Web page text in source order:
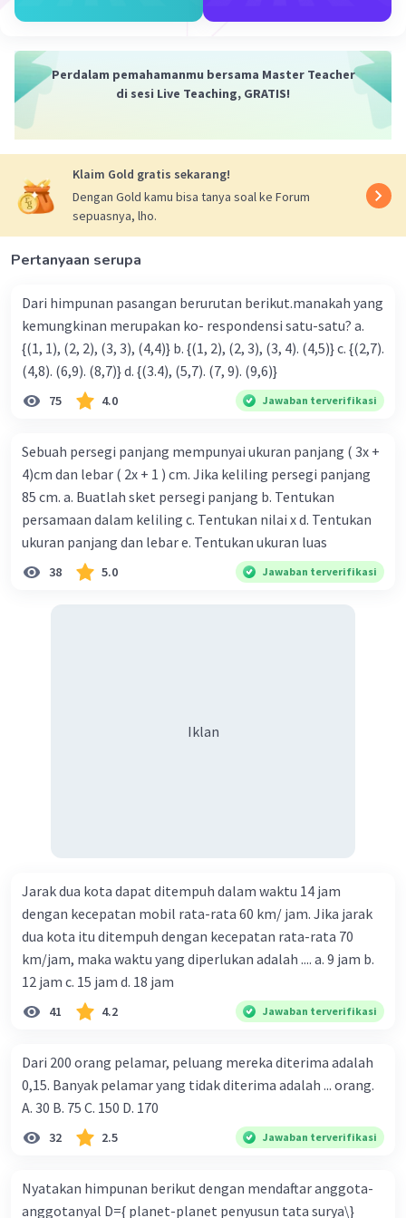
Beri Rating·0.0(0) Balas
Iklan
Perdalam pemahamanmu bersama Master Teacher
di sesi Live Teaching, GRATIS!
Klaim Gold gratis sekarang!
Dengan Gold kamu bisa tanya soal ke Forum
sepuasnya, lho.
Pertanyaan serupa
Dari himpunan pasangan berurutan berikut.manakah yang
kemungkinan merupakan ko- respondensi satu-satu? a.
{(1, 1), (2, 2), (3, 3), (4,4)} b. {(1, 2), (2, 3), (3, 4). (4,5)} c. {(2,7).
(4,8). (6,9). (8,7)} d. {(3.4), (5,7). (7, 9). (9,6)}
75 4.0 Jawaban terverifikasi
Sebuah persegi panjang mempunyai ukuran panjang ( 3x +
4)cm dan lebar ( 2x + 1 ) cm. Jika keliling persegi panjang
85 cm. a. Buatlah sket persegi panjang b. Tentukan
persamaan dalam keliling c. Tentukan nilai x d. Tentukan
ukuran panjang dan lebar e. Tentukan ukuran luas
38 5.0 Jawaban terverifikasi
Iklan
Jarak dua kota dapat ditempuh dalam waktu 14 jam
dengan kecepatan mobil rata-rata 60 km/ jam. Jika jarak
dua kota itu ditempuh dengan kecepatan rata-rata 70
km/jam, maka waktu yang diperlukan adalah .... a. 9 jam b.
12 jam c. 15 jam d. 18 jam
41 4.2 Jawaban terverifikasi
Dari 200 orang pelamar, peluang mereka diterima adalah
0,15. Banyak pelamar yang tidak diterima adalah ... orang.
A. 30 B. 75 C. 150 D. 170
32 2.5 Jawaban terverifikasi
Nyatakan himpunan berikut dengan mendaftar anggota-
anggotanyal D={ planet-planet penyusun tata surya\}